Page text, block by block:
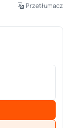
Przetłumacz